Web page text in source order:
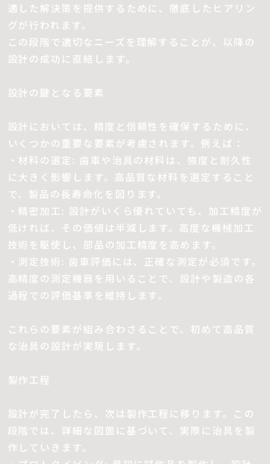
適した解決策を提供するために、徹底したヒアリン
グが行われます。
この段階で適切なニーズを理解することが、以降の
設計の成功に直結します。
設計の鍵となる要素
設計においては、精度と信頼性を確保するために、
いくつかの重要な要素が考慮されます。例えば：
・材料の選定: 歯車や治具の材料は、強度と耐久性
に大きく影響します。高品質な材料を選定すること
で、製品の長寿命化を図ります。
・精密加工: 設計がいくら優れていても、加工精度が
低ければ、その価値は半減します。高度な機械加工
技術を駆使し、部品の加工精度を高めます。
・測定技術: 歯車評価には、正確な測定が必須です。
高精度の測定機器を用いることで、設計や製造の各
過程での評価基準を維持します。
これらの要素が組み合わさることで、初めて高品質
な治具の設計が実現します。
製作工程
設計が完了したら、次は製作工程に移ります。この
段階では、詳細な図面に基づいて、実際に治具を製
作していきます。